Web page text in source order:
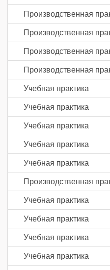
Учебная практика
Учебная практика
Учебная практика
Учебная практика
Учебная практика
Учебная практика
Учебная практика
Учебная практика
Учебная практика